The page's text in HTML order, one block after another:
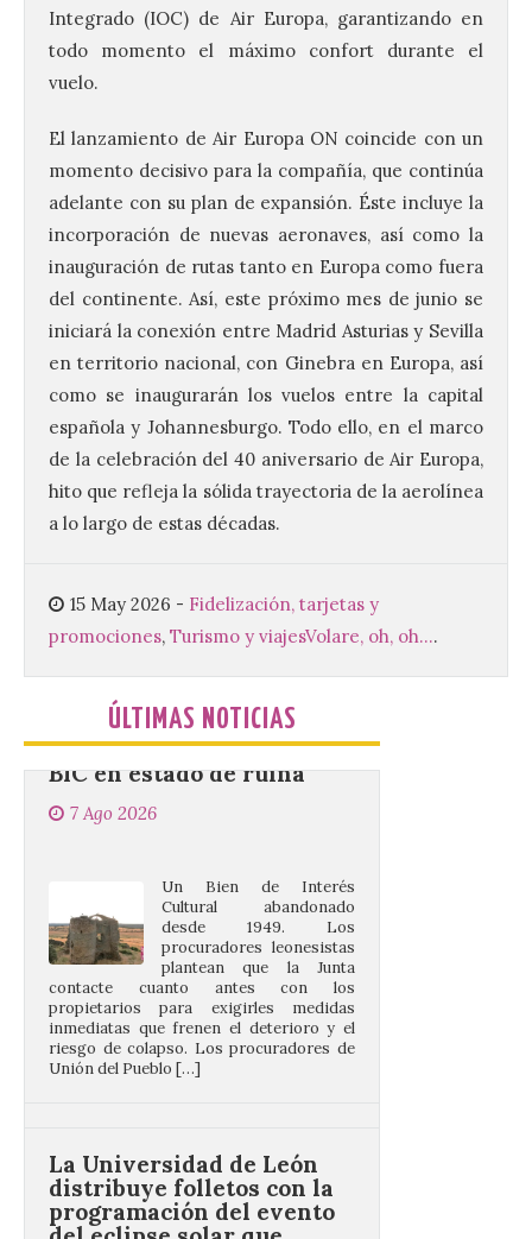
Integrado (IOC) de Air Europa, garantizando en
todo momento el máximo confort durante el
vuelo.
El lanzamiento de Air Europa ON coincide con un
momento decisivo para la compañía, que continúa
adelante con su plan de expansión. Éste incluye la
incorporación de nuevas aeronaves, así como la
inauguración de rutas tanto en Europa como fuera
del continente. Así, este próximo mes de junio se
iniciará la conexión entre Madrid Asturias y Sevilla
en territorio nacional, con Ginebra en Europa, así
como se inaugurarán los vuelos entre la capital
española y Johannesburgo. Todo ello, en el marco
de la celebración del 40 aniversario de Air Europa,
hito que refleja la sólida trayectoria de la aerolínea
a lo largo de estas décadas.
15 May 2026 - Fidelización, tarjetas y
promociones, Turismo y viajesVolare, oh, oh....
ÚLTIMAS NOTICIAS
La decimoctava fotografía
de León de…viaje nos llega
desde la sede del
Parlamento Europeo en
Estrasburgo.
7 Ago 2026
Nueva edición de León de…viaje. Una
iniciativa organizado por la sección
juvenil de la Asociación Enróllate, la
Asociación Conceyu País Llionés y el
Diario de Turismo, Ocio e Información
para jóvenes “Enredando.info”. . La
decimoctava fotografía de León de…viaje
UPL insta a la Junta a
castillo del Asmesnal, un
BIC en estado de ruina
7 Ago 2026
procuradores leonesistas
plantean que la Junta
contacte cuanto antes con los
propietarios para exigirles medidas
inmediatas que frenen el deterioro y el
riesgo de colapso. Los procuradores de
Unión del Pueblo […]
del eclipse solar que
organiza con la ESA y el
Ayuntamiento